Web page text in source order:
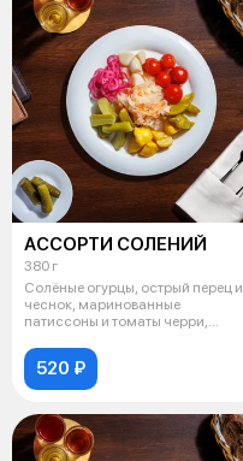
АССОРТИ СОЛЕНИЙ
380 г
Солёные огурцы, острый перец и
чеснок, маринованные
патиссоны и томаты черри,
520 ₽